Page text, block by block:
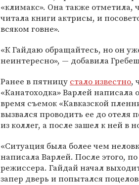
«климакс». Она также отметила,
читала книги актрисы, и
всяком говне».
«К Гайдаю обращайтесь, но он
неинтересно», — добавила
Ранее в пятницу стало известно,
«Канатоходка» Варлей
время съемок «Кавказской
вызвался проводить ее до отеля
из коллег, а после зашел к ней в
«Ситуация была более чем
написала Варлей. После этого,
режиссера. Гайдай начал
запер дверь и попытался